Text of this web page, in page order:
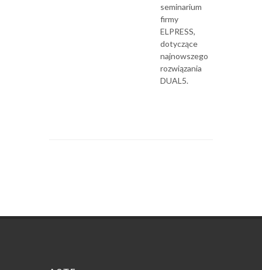
seminarium
firmy
ELPRESS,
dotyczące
najnowszego
rozwiązania
DUAL5.